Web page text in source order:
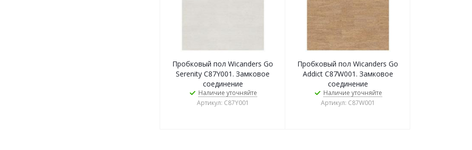
Пробковый пол Wicanders Go
Serenity C87Y001. Замковое
соединение
Наличие уточняйте
Артикул: C87Y001
Пробковый пол Wicanders Go
Addict C87W001. Замковое
соединение
Наличие уточняйте
Артикул: C87W001